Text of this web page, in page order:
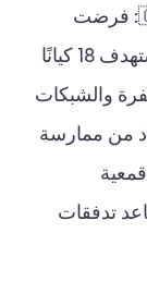
المملكة المتحدة، 25 مايو/أيار 2026 🇬🇧: فرضت
المملكة المتحدة حزمة عقوبات جديدة تستهدف 18 كيانًا
والشبكات
من ممارسة
تدفقات